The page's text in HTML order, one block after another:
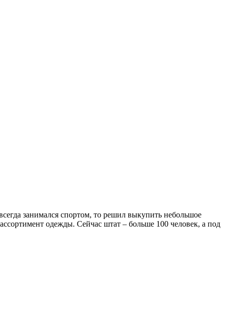
занимался спортом, то решил выкупить небольшое
одежды. Сейчас штат – больше 100 человек, а под